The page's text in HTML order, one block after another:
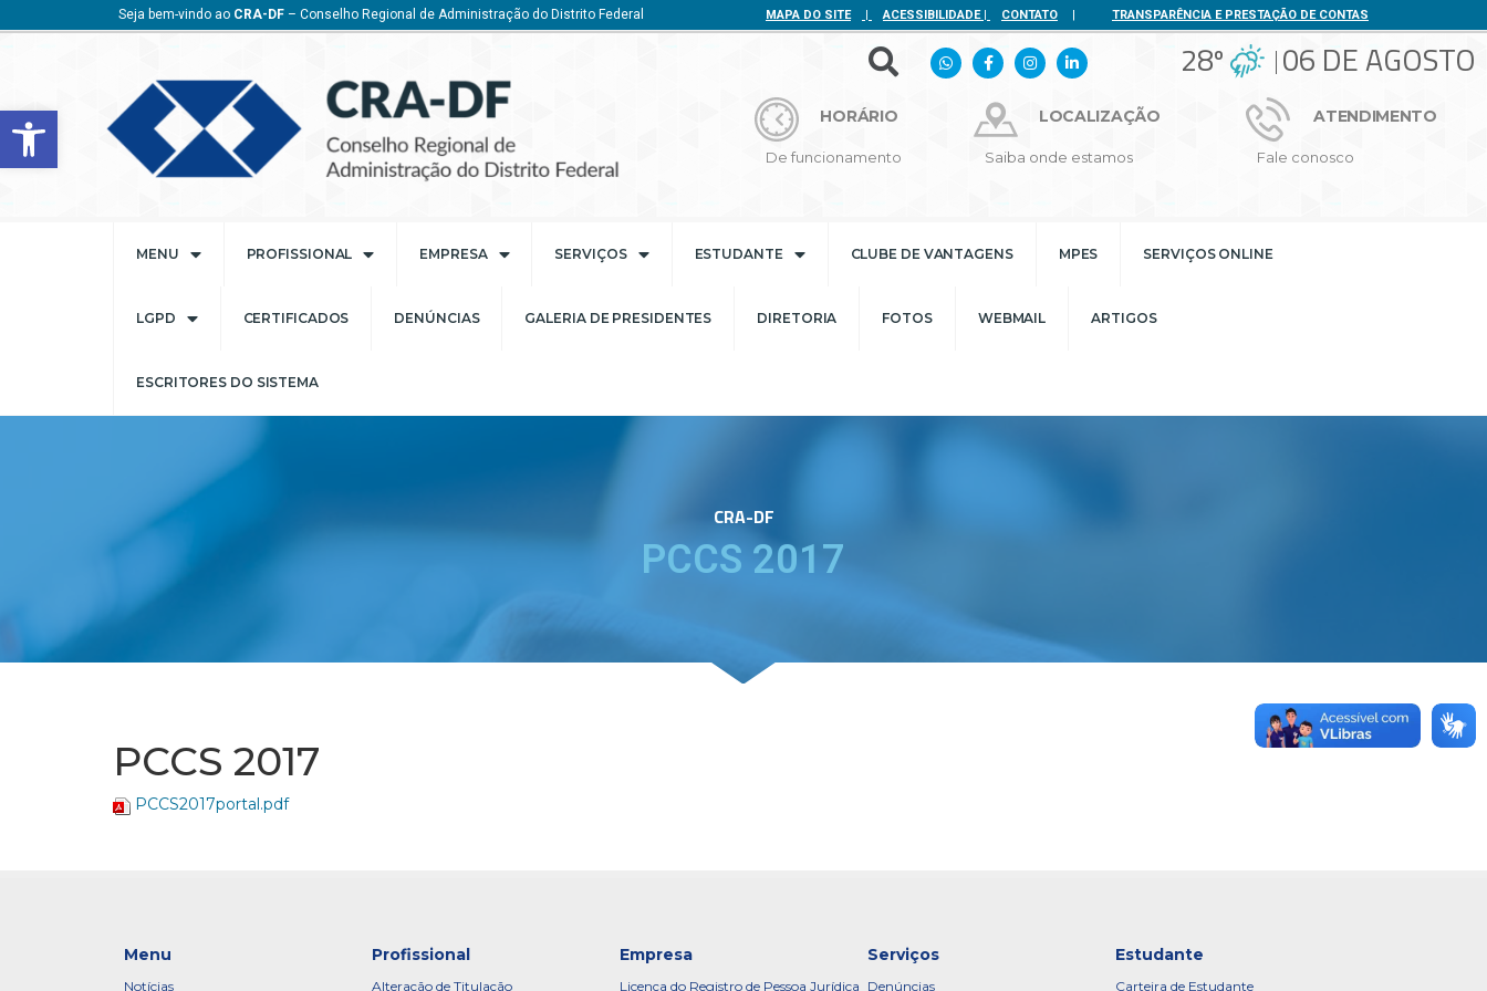
Barra de Ferramentas Aberta
Seja bem-vindo ao CRA-DF – Conselho Regional de Administração do Distrito Federal MAPA DO SITE | ACESSIBILIDADE| CONTATO | TRANSPARÊNCIA E PRESTAÇÃO DE CONTAS
28º 06 DE AGOSTO
HORÁRIO
De funcionamento
LOCALIZAÇÃO
Saiba onde estamos
ATENDIMENTO
Fale conosco
MENU PROFISSIONAL EMPRESA SERVIÇOS ESTUDANTE CLUBE DE VANTAGENS MPES SERVIÇOS ONLINE
LGPD CERTIFICADOS DENÚNCIAS GALERIA DE PRESIDENTES DIRETORIA FOTOS WEBMAIL ARTIGOS
ESCRITORES DO SISTEMA
CRA-DF
PCCS 2017
PCCS 2017
PCCS2017portal.pdf
Menu
Notícias
Profissional
Alteração de Titulação
Empresa
Licença do Registro de Pessoa Jurídica
Serviços
Denúncias
Estudante
Carteira de Estudante